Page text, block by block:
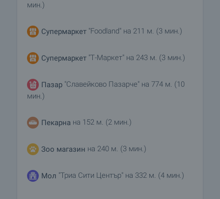
мин.)
Супермаркет "Foodland" на 211 м. (3 мин.)
Супермаркет "Т-Маркет" на 243 м. (3 мин.)
Пазар "Славейково Пазарче" на 774 м. (10
мин.)
Пекарна на 152 м. (2 мин.)
Зоо магазин на 240 м. (3 мин.)
Мол "Триа Сити Център" на 332 м. (4 мин.)